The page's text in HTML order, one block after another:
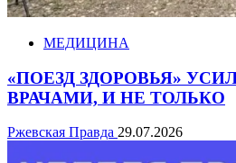
МЕДИЦИНА
«ПОЕЗД ЗДОРОВЬЯ»
ВРАЧАМИ, И НЕ ТОЛЬКО
Ржевская Правда 29.07.2026